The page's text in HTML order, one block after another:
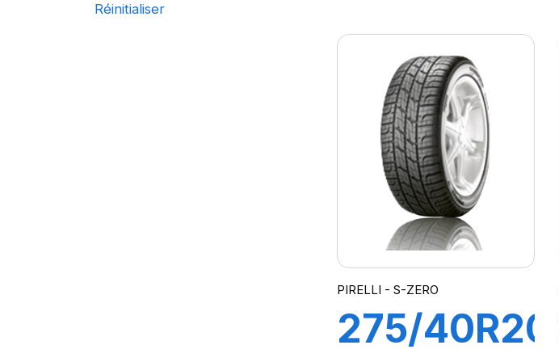
121/118
ALL TERRAIN T/A KO2
Réinitialiser
P-ZER0
PZ4 ncs
elt (*)
PIRELLI - S-ZERO
275/40R20